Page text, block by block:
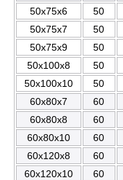
50x75x6
50
50x75x7
50
50x75x9
50
50x100x8
50
50x100x10
50
60x80x7
60
60x80x8
60
60x80x10
60
60x120x8
60
60x120x10
60